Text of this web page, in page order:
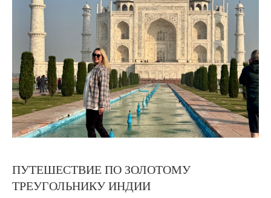
ПУТЕШЕСТВИЕ ПО ЗОЛОТОМУ
ТРЕУГОЛЬНИКУ ИНДИИ